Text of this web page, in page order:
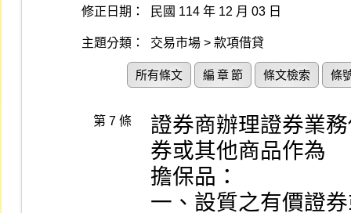
修正日期：
民國 114 年 12 月 03 日
主題分類： 交易市場 > 款項借貸
所有條文 編 章 節 條文檢索 條
第 7 條
證券商辦理證券業
券或其他商品作為
擔保品：
一、設質之有價證